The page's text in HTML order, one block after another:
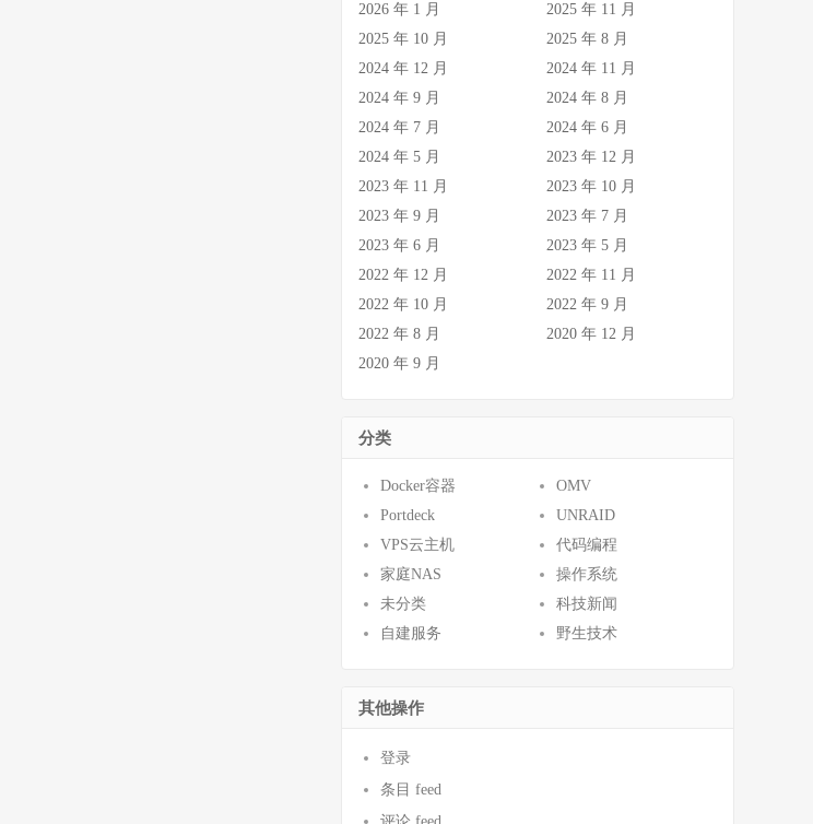
2026 年 1 月
2025 年 11 月
2025 年 10 月
2025 年 8 月
2024 年 12 月
2024 年 11 月
2024 年 9 月
2024 年 8 月
2024 年 7 月
2024 年 6 月
2024 年 5 月
2023 年 12 月
2023 年 11 月
2023 年 10 月
2023 年 9 月
2023 年 7 月
2023 年 6 月
2023 年 5 月
2022 年 12 月
2022 年 11 月
2022 年 10 月
2022 年 9 月
2022 年 8 月
2020 年 12 月
2020 年 9 月
分类
Docker容器
OMV
Portdeck
UNRAID
VPS云主机
代码编程
家庭NAS
操作系统
未分类
科技新闻
自建服务
野生技术
其他操作
登录
条目 feed